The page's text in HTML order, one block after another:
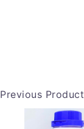
Previous Product